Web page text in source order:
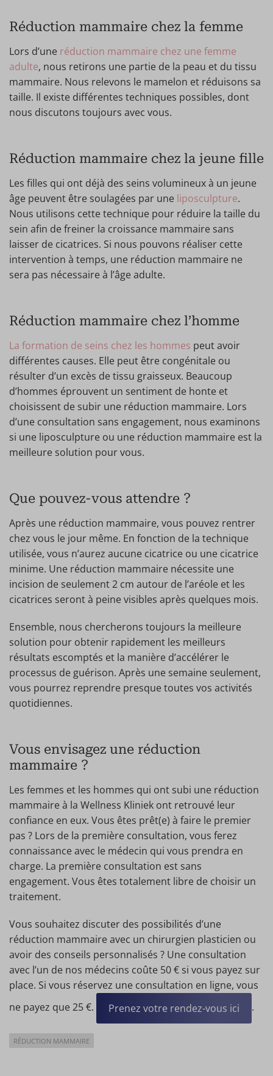
Réduction mammaire chez la femme
Lors d’une réduction mammaire chez une femme
adulte, nous retirons une partie de la peau et du tissu
mammaire. Nous relevons le mamelon et réduisons sa
taille. Il existe différentes techniques possibles, dont
nous discutons toujours avec vous.
Réduction mammaire chez la jeune fille
Les filles qui ont déjà des seins volumineux à un jeune
âge peuvent être soulagées par une liposculpture.
Nous utilisons cette technique pour réduire la taille du
sein afin de freiner la croissance mammaire sans
laisser de cicatrices. Si nous pouvons réaliser cette
intervention à temps, une réduction mammaire ne
sera pas nécessaire à l’âge adulte.
Réduction mammaire chez l’homme
La formation de seins chez les hommes peut avoir
différentes causes. Elle peut être congénitale ou
résulter d’un excès de tissu graisseux. Beaucoup
d’hommes éprouvent un sentiment de honte et
choisissent de subir une réduction mammaire. Lors
d’une consultation sans engagement, nous examinons
si une liposculpture ou une réduction mammaire est la
meilleure solution pour vous.
Que pouvez-vous attendre ?
Après une réduction mammaire, vous pouvez rentrer
chez vous le jour même. En fonction de la technique
utilisée, vous n’aurez aucune cicatrice ou une cicatrice
minime. Une réduction mammaire nécessite une
incision de seulement 2 cm autour de l’aréole et les
cicatrices seront à peine visibles après quelques mois.
Ensemble, nous chercherons toujours la meilleure
solution pour obtenir rapidement les meilleurs
résultats escomptés et la manière d’accélérer le
processus de guérison. Après une semaine seulement,
vous pourrez reprendre presque toutes vos activités
quotidiennes.
Vous envisagez une réduction
mammaire ?
Les femmes et les hommes qui ont subi une réduction
mammaire à la Wellness Kliniek ont retrouvé leur
confiance en eux. Vous êtes prêt(e) à faire le premier
pas ? Lors de la première consultation, vous ferez
connaissance avec le médecin qui vous prendra en
charge. La première consultation est sans
engagement. Vous êtes totalement libre de choisir un
traitement.
Vous souhaitez discuter des possibilités d’une
réduction mammaire avec un chirurgien plasticien ou
avoir des conseils personnalisés ? Une consultation
avec l’un de nos médecins coûte 50 € si vous payez sur
place. Si vous réservez une consultation en ligne, vous
ne payez que 25 €.
Prenez votre rendez-vous ici .
RÉDUCTION MAMMAIRE